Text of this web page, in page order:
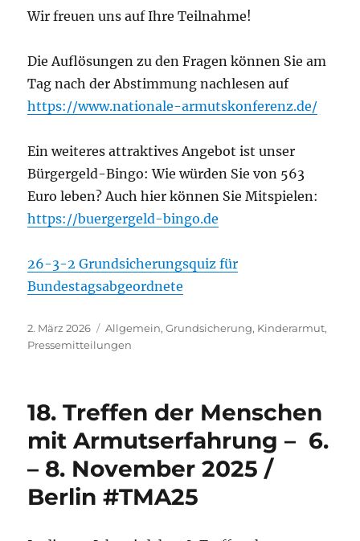
Wir freuen uns auf Ihre Teilnahme!
Die Auflösungen zu den Fragen können Sie am
Tag nach der Abstimmung nachlesen auf
https://www.nationale-armutskonferenz.de/
Ein weiteres attraktives Angebot ist unser
Bürgergeld-Bingo: Wie würden Sie von 563
Euro leben? Auch hier können Sie Mitspielen:
https://buergergeld-bingo.de
26-3-2 Grundsicherungsquiz für
Bundestagsabgeordnete
Veröffentlicht
am
2. März 2026 Kategorien
Allgemein,Grundsicherung, Kinderarmut,
Pressemitteilungen
18. Treffen der Menschen
mit Armutserfahrung – 6.
– 8. November 2025 /
Berlin #TMA25